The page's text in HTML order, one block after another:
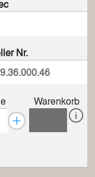
Nr.
Warenkorb